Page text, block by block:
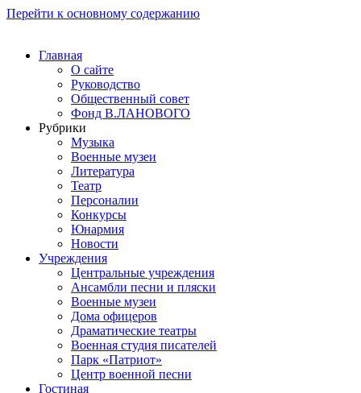
Перейти к основному содержанию
Главная
О сайте
Руководство
Общественный совет
Фонд В.ЛАНОВОГО
Рубрики
Музыка
Военные музеи
Литература
Театр
Персоналии
Конкурсы
Юнармия
Новости
Учреждения
Центральные учреждения
Ансамбли песни и пляски
Военные музеи
Дома офицеров
Драматические театры
Военная студия писателей
Парк «Патриот»
Центр военной песни
Гостиная